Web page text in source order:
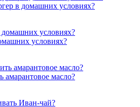
в домашних условиях?
условиях?
амарантовое масло?